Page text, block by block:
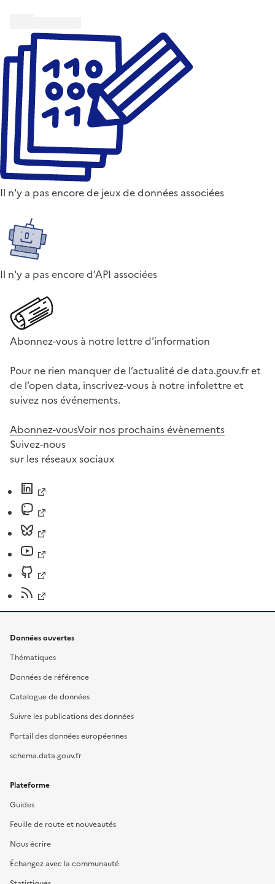
Il n'y a pas encore de jeux de données associées
Il n'y a pas encore d'API associées
Abonnez-vous à notre lettre d'information
Pour ne rien manquer de l’actualité de data.gouv.fr et
de l’open data, inscrivez-vous à notre infolettre et
suivez nos événements.
Abonnez-vousVoir nos prochains évènements
Suivez-nous
sur les réseaux sociaux
Données ouvertes
Thématiques
Données de référence
Catalogue de données
Suivre les publications des données
Portail des données européennes
schema.data.gouv.fr
Plateforme
Guides
Feuille de route et nouveautés
Nous écrire
Échangez avec la communauté